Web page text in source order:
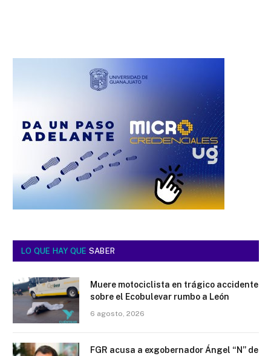
LO QUE HAY QUE SABER
Muere motociclista en trágico accidente
sobre el Ecobulevar rumbo a León
6 agosto, 2026
FGR acusa a exgobernador Ángel “N” de